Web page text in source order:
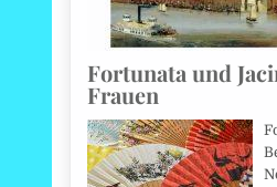
Fortunata und
Frauen